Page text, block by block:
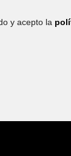
y acepto la